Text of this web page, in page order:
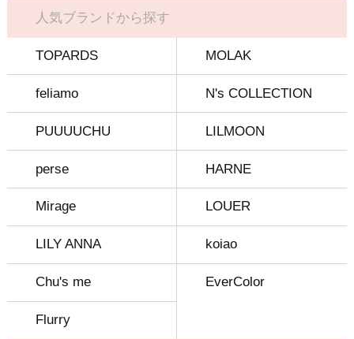
人気ブランドから探す
TOPARDS MOLAK
feliamo N's COLLECTION
PUUUUCHU LILMOON
perse HARNE
Mirage LOUER
LILY ANNA koiao
Chu's me EverColor
Flurry